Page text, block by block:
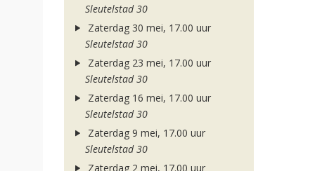
Sleutelstad 30
Zaterdag 30 mei, 17.00 uur
Sleutelstad 30
Zaterdag 23 mei, 17.00 uur
Sleutelstad 30
Zaterdag 16 mei, 17.00 uur
Sleutelstad 30
Zaterdag 9 mei, 17.00 uur
Sleutelstad 30
Zaterdag 2 mei, 17.00 uur